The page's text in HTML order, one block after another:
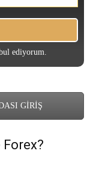
ediyorum.
GİRİŞ